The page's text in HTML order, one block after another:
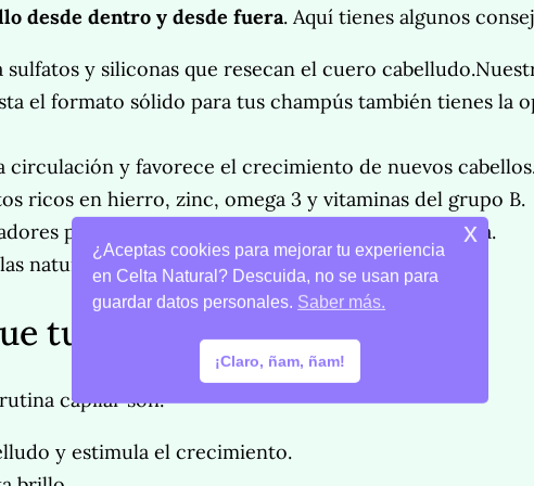
desde dentro y desde fuera. Aquí tienes algunos
sulfatos y siliconas que resecan el cuero
el formato sólido para tus champús también tienes la
circulación y favorece el crecimiento de nuevos
ricos en hierro, zinc, omega 3 y vitaminas del grupo B.
pueden debilitar aún más tu pelo en esta etapa.
naturales una vez a la semana.
tu cabello agradecerá 🌸
capilar son:
y estimula el crecimiento.
¿Aceptas cookies para mejorar tu experiencia
en Celta Natural? Descuida, no se usan para
guardar datos personales. Saber más.
¡Claro, ñam, ñam!
x